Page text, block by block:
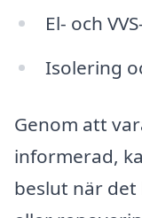
El- och
Isolering
Genom att
informerad,
beslut när